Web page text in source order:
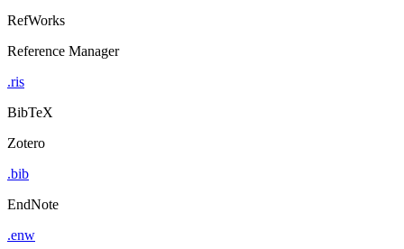
RefWorks
Reference Manager
.ris
BibTeX
Zotero
.bib
EndNote
.enw